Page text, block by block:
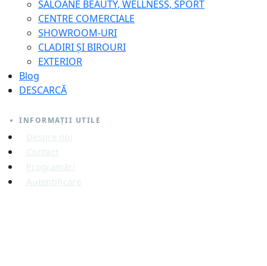
SALOANE BEAUTY, WELLNESS, SPORT
CENTRE COMERCIALE
SHOWROOM-URI
CLADIRI ȘI BIROURI
EXTERIOR
Blog
DESCARCĂ
INFORMAȚII UTILE
Despre noi
Contact
Programări
Autentificare